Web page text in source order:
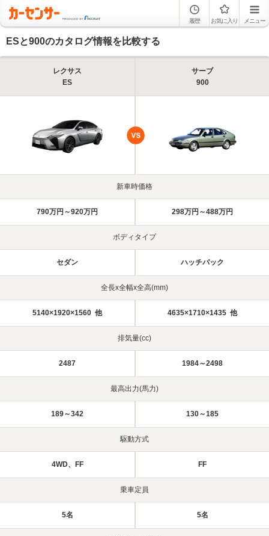
履歴 お気に入り メニュー
ESと900のカタログ情報を比較する
レクサス
ES
サーブ
900
新車時価格
790万円～920万円 298万円～488万円
ボディタイプ
セダン ハッチバック
全長x全幅x全高(mm)
5140×1920×1560 他 4635×1710×1435 他
排気量(cc)
2487 1984～2498
最高出力(馬力)
189～342 130～185
駆動方式
4WD、FF FF
乗車定員
5名 5名